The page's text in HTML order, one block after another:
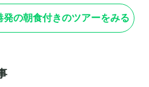
の朝食付きのツアーをみる